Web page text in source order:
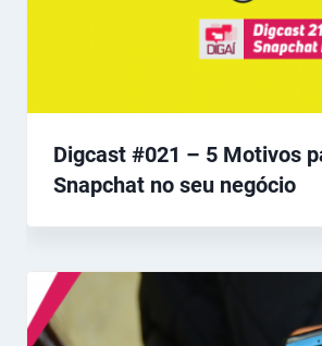
Digcast #021 – 5 Motivos
Snapchat no seu negócio